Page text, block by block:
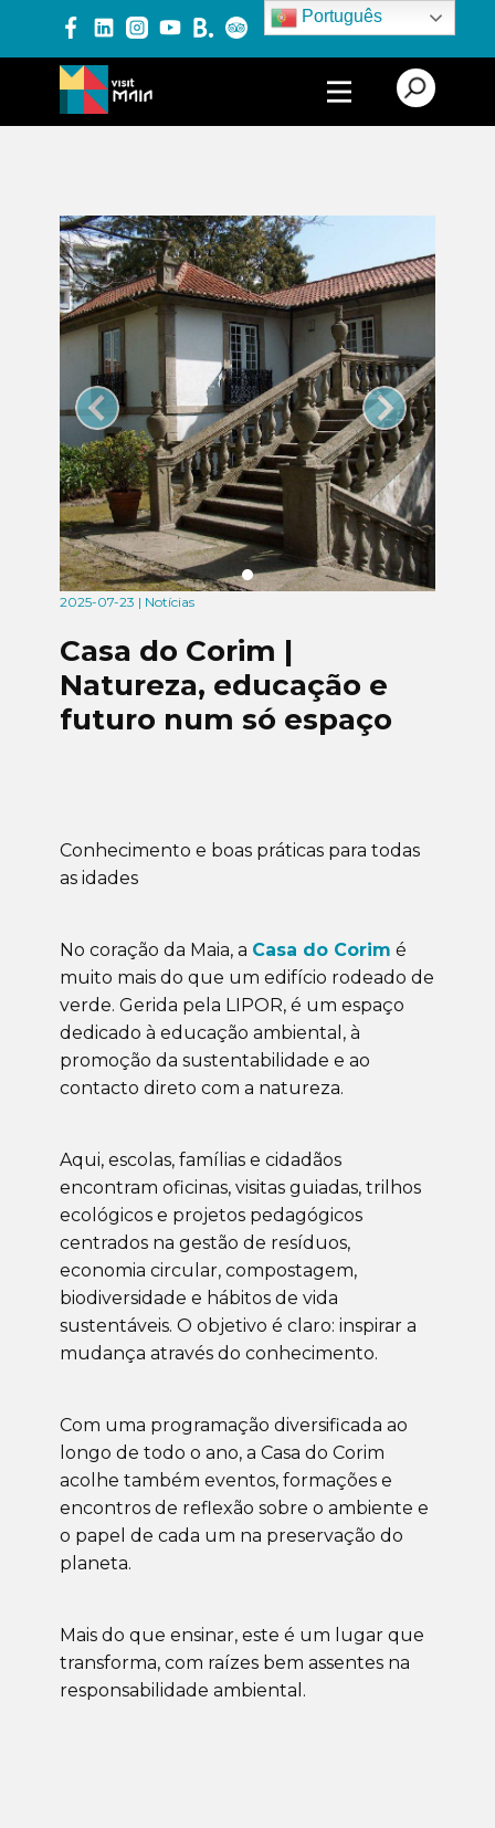
Português
PRODUTOS E SERVIÇOS
EVENTOS
BLOG
2025-07-23 | Notícias
Casa do Corim |
Natureza, educação e
futuro num só espaço
Conhecimento e boas práticas para todas
as idades
No coração da Maia, a Casa do Corim é
muito mais do que um edifício rodeado de
verde. Gerida pela LIPOR, é um espaço
dedicado à educação ambiental, à
promoção da sustentabilidade e ao
contacto direto com a natureza.
Aqui, escolas, famílias e cidadãos
encontram oficinas, visitas guiadas, trilhos
ecológicos e projetos pedagógicos
centrados na gestão de resíduos,
economia circular, compostagem,
biodiversidade e hábitos de vida
sustentáveis. O objetivo é claro: inspirar a
mudança através do conhecimento.
Com uma programação diversificada ao
longo de todo o ano, a Casa do Corim
acolhe também eventos, formações e
encontros de reflexão sobre o ambiente e
o papel de cada um na preservação do
planeta.
Mais do que ensinar, este é um lugar que
transforma, com raízes bem assentes na
responsabilidade ambiental.